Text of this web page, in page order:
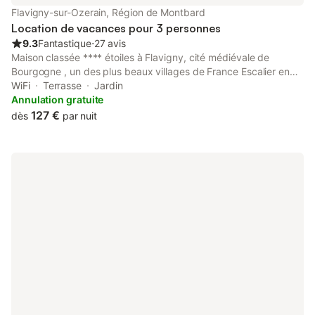
explorer. Venez découvrir la joie de la vie dans la campagne
française, et de découvrir ce
Flavigny-sur-Ozerain, Région de Montbard
Location de vacances pour 3 personnes
9.3Fantastique⋅27 avis
Maison classée **** étoiles à Flavigny, cité médiévale de
Bourgogne , un des plus beaux villages de France Escalier en
pierre pour accéder au gîte . Au rez-de-chaussée: un séjour-
cuisine-salle à manger. Plafond en chêne à la française. Grande
table ronde. Canapé et TV. Connection internet. Escalier en bois
WiFi Terrasse
Jardin
Annulation gratuite
dès 127 € par nuit